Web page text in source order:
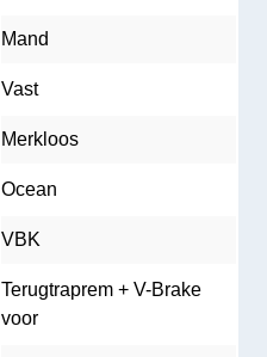
Mand
Vast
Merkloos
Ocean
VBK
Terugtraprem + V-Brake
voor